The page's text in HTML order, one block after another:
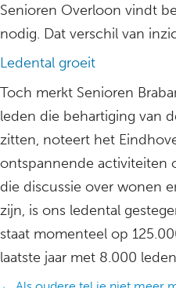
Senioren Overloon vindt
nodig. Dat verschil van
Ledental groeit
Toch merkt Senioren
leden die behartiging van
zitten, noteert het
ontspannende activiteiten
die discussie over wonen
zijn, is ons ledental
staat momenteel op
laatste jaar met 8.000